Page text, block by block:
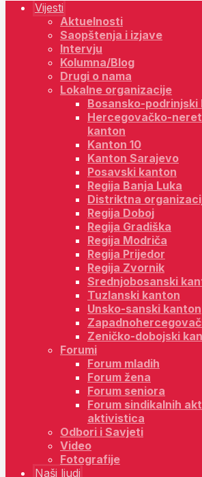
Vijesti
Aktuelnosti
Saopštenja i izjave
Intervju
Kolumna/Blog
Drugi o nama
Lokalne organizacije
Bosansko-podrinjski
Hercegovačko-
kanton
Kanton 10
Kanton Sarajevo
Posavski kanton
Regija Banja Luka
Distriktna
Regija Doboj
Regija Gradiška
Regija Modriča
Regija Prijedor
Regija Zvornik
Srednjobosanski
Tuzlanski kanton
Unsko-sanski kanton
Zeničko-dobojski
Forumi
Forum mladih
Forum žena
Forum seniora
Forum sindikalnih
aktivistica
Odbori i Savjeti
Video
Fotografije
Naši ljudi